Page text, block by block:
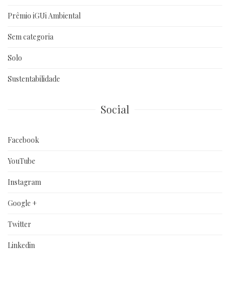
Prêmio iGUi Ambiental
Sem categoria
Solo
Sustentabilidade
Social
Facebook
YouTube
Instagram
Google +
Twitter
Linkedin